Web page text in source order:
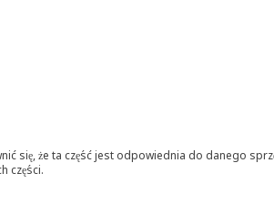
się, że ta część jest odpowiednia do danego
części.